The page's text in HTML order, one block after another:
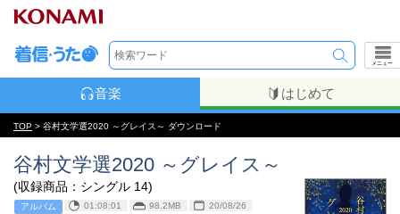
メニュー
音楽 はじめて
TOP > 谷村文学選2020 ～グレイス～ ダウンロード
谷村文学選2020 ～グレイス～
(収録商品：シングル 14)
アルバム 01:08:01 98.2MB 20/08/26